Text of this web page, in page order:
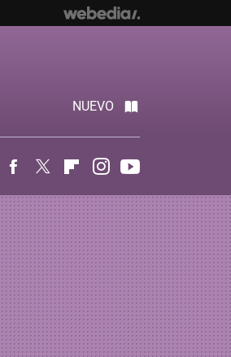
NUEVO
PinterestFacebook
Twitter FlipboardInstagram